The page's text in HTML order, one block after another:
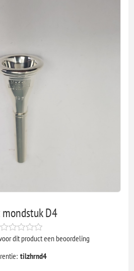
D4
dit product een beoordeling
tilzhrnd4